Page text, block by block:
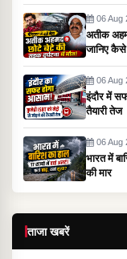
06 Aug
अतीक
जानिए
06 Aug
इंदौर में
तैयारी तेज
06 Aug
भारत में
की मार
ताजा खबरें